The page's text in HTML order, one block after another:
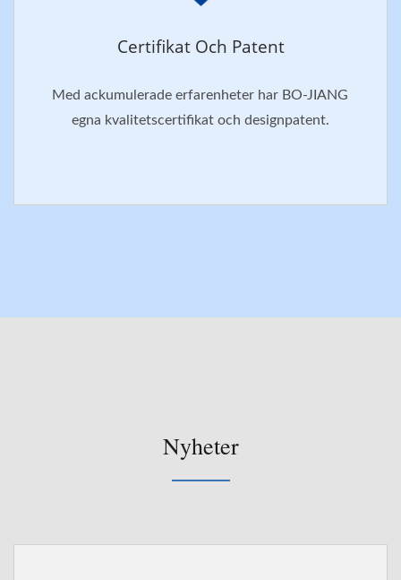
Certifikat Och Patent
Med ackumulerade erfarenheter har BO-JIANG
egna kvalitetscertifikat och designpatent.
Nyheter